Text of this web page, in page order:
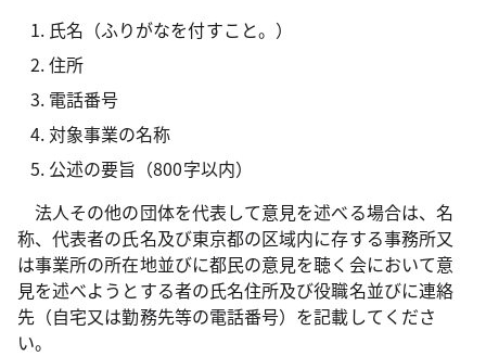
氏名（ふりがなを付すこと。）
住所
電話番号
対象事業の名称
公述の要旨（800字以内）
法人その他の団体を代表して意見を述べる場合は、名
称、代表者の氏名及び東京都の区域内に存する事務所又
は事業所の所在地並びに都民の意見を聴く会において意
見を述べようとする者の氏名住所及び役職名並びに連絡
先（自宅又は勤務先等の電話番号）を記載してくださ
い。